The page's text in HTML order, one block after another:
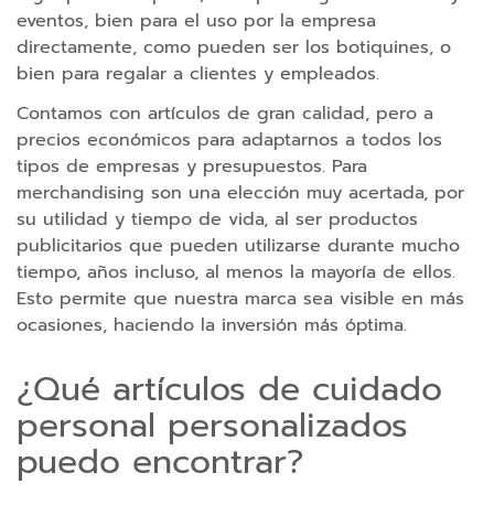
r
g
a
d
o
r
e
s
C
a
r
d
o
e
eventos, bien para el uso por la empresa
directamente, como pueden ser los botiquines, o
bien para regalar a clientes y empleados.
Contamos con artículos de gran calidad, pero a
precios económicos para adaptarnos a todos los
tipos de empresas y presupuestos. Para
merchandising son una elección muy acertada, por
su utilidad y tiempo de vida, al ser productos
publicitarios que pueden utilizarse durante mucho
tiempo, años incluso, al menos la mayoría de ellos.
Esto permite que nuestra marca sea visible en más
ocasiones, haciendo la inversión más óptima.
¿Qué artículos de cuidado
personal personalizados
puedo encontrar?